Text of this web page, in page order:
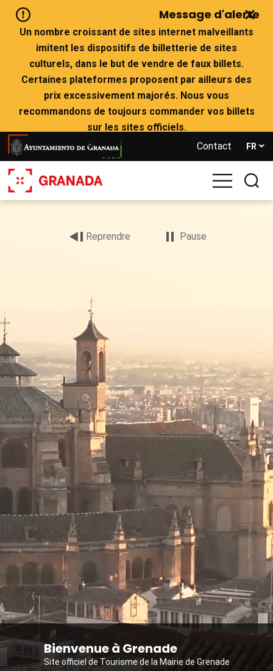
contenu
principal
Message d'alerte
Un nombre croissant de sites internet malveillants
imitent les dispositifs de billetterie de sites
culturels, dans le but de vendre de faux billets.
Certaines plateformes proposent par ailleurs des
prix excessivement majorés. Nous vous
recommandons de toujours commander vos billets
sur les sites officiels.
GRANADA CARD
https://turismo.granada.org/es/granada-card
ALHAMBRA Y GENERALIFE https://tickets.alhambra-
S’il ne reste plus de billets sur les sites officiels,
sites qui prétendent avoir des disponibilités.
Contact FR
Reprendre Pause
Archivo
Bienvenue à Grenade
Site officiel de Tourisme de la Mairie de Grenade